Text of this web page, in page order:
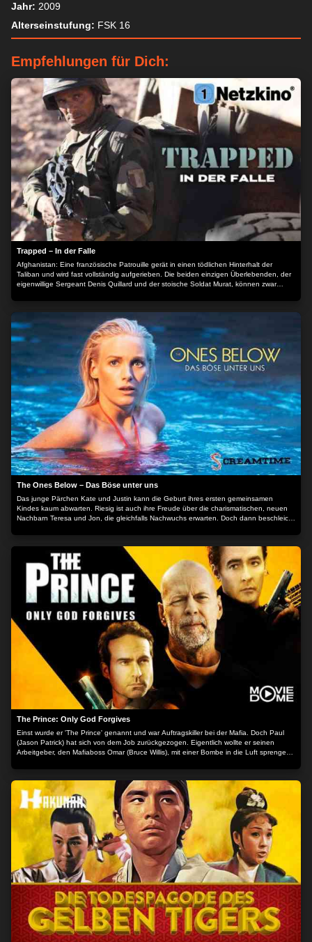
Jahr: 2009
Alterseinstufung: FSK 16
Empfehlungen für Dich:
Trapped – In der Falle
Afghanistan: Eine französische Patrouille gerät in einen tödlichen Hinterhalt der
Taliban und wird fast vollständig aufgerieben. Die beiden einzigen Überlebenden, der
eigenwillige Sergeant Denis Quillard und der stoische Soldat Murat, können zwar
allein auf sich gestellt. Auf seiner Flucht entdeckt er einen verlassenen, voll beladenen
Laster mit Heroin. Sein Problem: Eine alte russische Landmine, auf der er steht –
einen Schritt weiter und es ist aus. Die Zeit läuft, denn die Taliban sind ihm dicht auf
den Fersen. Der Inhalt wird bereitgestellt von: PLAION PICTURES GmbH, Lochhamer
Str. 9, 82152 Planegg/München
The Ones Below – Das Böse unter uns
Das junge Pärchen Kate und Justin kann die Geburt ihres ersten gemeinsamen
Kindes kaum abwarten. Riesig ist auch ihre Freude über die charismatischen, neuen
Nachbarn Teresa und Jon, die gleichfalls Nachwuchs erwarten. Doch dann beschleicht
Garten zu gepflegt und all die netten Gesten etwas zu forciert. Als ein Pärchen-Abend
in einer Katastrophe endet, befinden sich die werdenden Eltern auf einmal mitten in
einem Psycho-Krieg mit den neuen Mietern. Der Inhalt wird bereitgestellt von: PLAION
PICTURES GmbH, Lochhamer Str. 9, 82152 Planegg/München
The Prince: Only God Forgives
Einst wurde er 'The Prince' genannt und war Auftragskiller bei der Mafia. Doch Paul
(Jason Patrick) hat sich von dem Job zurückgezogen. Eigentlich wollte er seinen
Arbeitgeber, den Mafiaboss Omar (Bruce Willis), mit einer Bombe in die Luft sprengen,
lebt Paul im Untergrund. 20 Jahre später hat Omar Paul ausfindig gemacht, entführt
dessen Tochter Beth (Gia Mantegna) und versucht dadurch Paul ans Tageslicht zu
locken. Der nimmt Kontakt zu seinem alten Kumpel Sam (John Cusack) auf und es
entbrennt eine tödliche Schlacht zwischen dem ehemaligen Killer und dem
gnadenlosen Gangsterboss. Der Inhalt wird bereitgestellt von: PLAION PICTURES
GmbH, Lochhamer Str. 9, 82152 Planegg/München